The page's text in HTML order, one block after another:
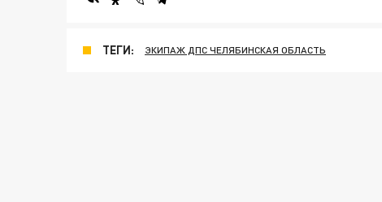
ТЕГИ: ЭКИПАЖ ДПС ЧЕЛЯБИНСКАЯ ОБЛАСТЬ